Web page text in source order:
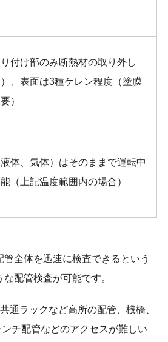
付け部のみ断熱材の取り外し
）、表面は3種ケレン程度（塗膜
）
体、気体）はそのままで運転中
（上記温度範囲内の場合）
全体を迅速に検査できるという
配管検査が可能です。
通ラックなど高所の配管、桟橋、
チ配管などのアクセスが難しい